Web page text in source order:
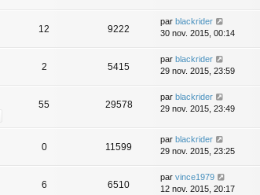
12 9222
par blackrider
30 nov. 2015, 00:14
2 5415
par blackrider
29 nov. 2015, 23:59
55 29578
par blackrider
29 nov. 2015, 23:49
0 11599
par blackrider
29 nov. 2015, 23:25
6 6510
par vince1979
12 nov. 2015, 20:17